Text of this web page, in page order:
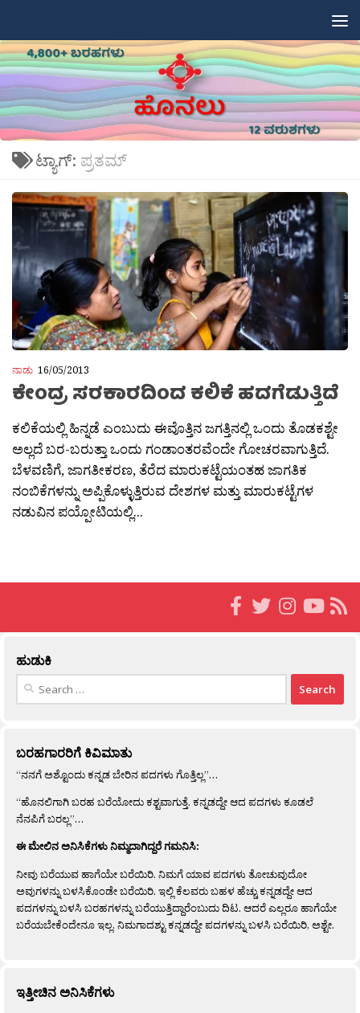
ಟ್ಯಾಗ್: ಪ್ರತಮ್
ನಾಡು 16/05/2013
ಕೇಂದ್ರ ಸರಕಾರದಿಂದ ಕಲಿಕೆ ಹದಗೆಡುತ್ತಿದೆ
ಕಲಿಕೆಯಲ್ಲಿ ಹಿನ್ನಡೆ ಎಂಬುದು ಈವೊತ್ತಿನ ಜಗತ್ತಿನಲ್ಲಿ ಒಂದು ತೊಡಕಶ್ಟೇ
ಅಲ್ಲದೆ ಬರ-ಬರುತ್ತಾ ಒಂದು ಗಂಡಾಂತರವೆಂದೇ ಗೋಚರವಾಗುತ್ತಿದೆ.
ಬೆಳವಣಿಗೆ, ಜಾಗತೀಕರಣ, ತೆರೆದ ಮಾರುಕಟ್ಟೆಯಂತಹ ಜಾಗತಿಕ
ನಂಬಿಕೆಗಳನ್ನು ಅಪ್ಪಿಕೊಳ್ಳುತ್ತಿರುವ ದೇಶಗಳ ಮತ್ತು ಮಾರುಕಟ್ಟೆಗಳ
ನಡುವಿನ ಪಯ್ಪೋಟಿಯಲ್ಲಿ...
ಹುಡುಕಿ
Search
ಬರಹಗಾರರಿಗೆ ಕಿವಿಮಾತು
“ನನಗೆ ಅಶ್ಟೊಂದು ಕನ್ನಡ ಬೇರಿನ ಪದಗಳು ಗೊತ್ತಿಲ್ಲ”…
“ಹೊನಲಿಗಾಗಿ ಬರಹ ಬರೆಯೋದು ಕಶ್ಟವಾಗುತ್ತೆ. ಕನ್ನಡದ್ದೇ ಆದ ಪದಗಳು ಕೂಡಲೆ
ನೆನಪಿಗೆ ಬರಲ್ಲ”…
ಈ ಮೇಲಿನ ಅನಿಸಿಕೆಗಳು ನಿಮ್ಮದಾಗಿದ್ದರೆ ಗಮನಿಸಿ:
ನೀವು ಬರೆಯುವ ಹಾಗೆಯೇ ಬರೆಯಿರಿ. ನಿಮಗೆ ಯಾವ ಪದಗಳು ತೋಚುವುದೋ
ಅವುಗಳನ್ನು ಬಳಸಿಕೊಂಡೇ ಬರೆಯಿರಿ. ಇಲ್ಲಿ ಕೆಲವರು ಬಹಳ ಹೆಚ್ಚು ಕನ್ನಡದ್ದೇ ಆದ
ಪದಗಳನ್ನು ಬಳಸಿ ಬರಹಗಳನ್ನು ಬರೆಯುತ್ತಿದ್ದಾರೆಂಬುದು ದಿಟ. ಆದರೆ ಎಲ್ಲರೂ ಹಾಗೆಯೇ
ಬರೆಯಬೇಕೆಂದೇನೂ ಇಲ್ಲ. ನಿಮಗಾದಶ್ಟು ಕನ್ನಡದ್ದೇ ಪದಗಳನ್ನು ಬಳಸಿ ಬರೆಯಿರಿ, ಅಶ್ಟೇ.
ಇತ್ತೀಚಿನ ಅನಿಸಿಕೆಗಳು